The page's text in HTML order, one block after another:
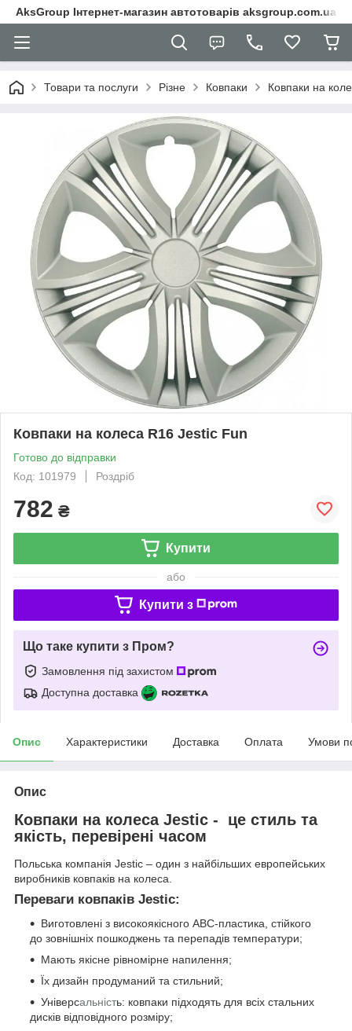
AksGroup Інтернет-магазин автотоварів aksgroup.com.ua
Товари та послуги Різне Ковпаки Ковпаки на
Ковпаки на колеса R16 Jestic Fun
Готово до відправки
Код: 101979
Роздріб
782 ₴
Купити
або
Купити з
Що таке купити з Пром?
Замовлення під захистом
Доступна доставка
Опис Характеристики Доставка Оплата Умови
Опис
Ковпаки на колеса Jestic - це стиль та
якість, перевірені часом
Польська компанія Jestic – один з найбільших европейських
виробників ковпаків на колеса.
Переваги ковпаків Jestic:
Виготовлені з високоякісного АВС-пластика, стійкого
до зовнішніх пошкоджень та перепадів температури;
Мають якісне рівномірне напилення;
Їх дизайн продуманий та стильний;
Універсальність: ковпаки підходять для всіх стальних
дисків відповідного розміру;